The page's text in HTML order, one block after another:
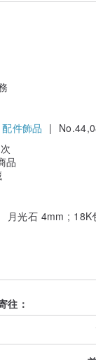
放在同一個紙袋
上的夾鍊袋、卡
付"）
）
以我們決定台灣
收，但不會有電
寫你家的地址或
人為因數而無法
配件飾品 |
品
月光石 4mm ; 18K
往：